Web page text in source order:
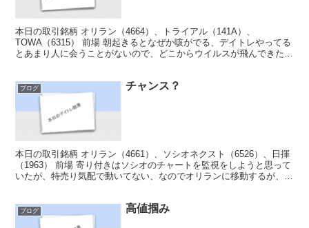
本日の取引銘柄 オリラン（4664）、トライアル（141A）、
TOWA（6315） 前場 朝起きるとなぜか咳がでる、デイトレやってる
とあまり人に会うことがないので、どこからウイルスが飛んできたの
ブログ チャンス？
本日の取引銘柄 オリラン（4661）、ソシオネクスト（6526）、日揮
（1963） 前場 寄り付きはソシオのチャートを監視をしようと思って
いたが、特売り気配で動いてない、なのでオリランに移動するが、こ
ブログ 高値掴み